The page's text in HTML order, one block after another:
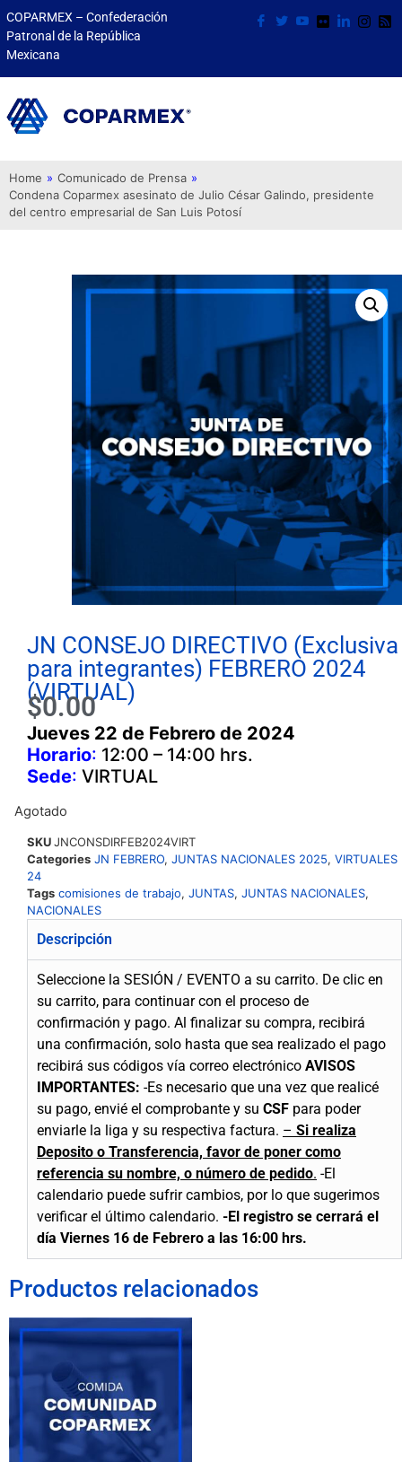
COPARMEX – Confederación
Patronal de la República
Mexicana
Home » Comunicado de Prensa »
Condena Coparmex asesinato de Julio César Galindo, presidente
del centro empresarial de San Luis Potosí
JN CONSEJO DIRECTIVO (Exclusiva
para integrantes) FEBRERO 2024
(VIRTUAL)
$0.00
Jueves 22 de Febrero de 2024
Horario: 12:00 – 14:00 hrs.
Sede: VIRTUAL
Agotado
SKUJNCONSDIRFEB2024VIRT
Categories JN FEBRERO, JUNTAS NACIONALES 2025, VIRTUALES
24
Tags comisiones de trabajo, JUNTAS, JUNTAS NACIONALES,
NACIONALES
Descripción
Seleccione la SESIÓN / EVENTO a su carrito. De clic en
su carrito, para continuar con el proceso de
confirmación y pago. Al finalizar su compra, recibirá
una confirmación, solo hasta que sea realizado el pago
recibirá sus códigos vía correo electrónico AVISOS
IMPORTANTES: -Es necesario que una vez que realicé
su pago, envié el comprobante y su CSF para poder
enviarle la liga y su respectiva factura. – Si realiza
Deposito o Transferencia, favor de poner como
referencia su nombre, o número de pedido. -El
calendario puede sufrir cambios, por lo que sugerimos
verificar el último calendario. -El registro se cerrará el
día Viernes 16 de Febrero a las 16:00 hrs.
Productos relacionados